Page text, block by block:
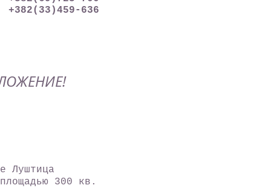
+382(33)459-636
Луштица
300 кв.